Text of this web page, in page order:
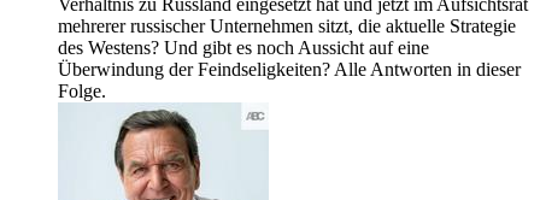
Verhältnis zu Russland eingesetzt hat und jetzt im Aufsichtsrat
mehrerer russischer Unternehmen sitzt, die aktuelle Strategie
des Westens? Und gibt es noch Aussicht auf eine
Überwindung der Feindseligkeiten? Alle Antworten in dieser
Folge.